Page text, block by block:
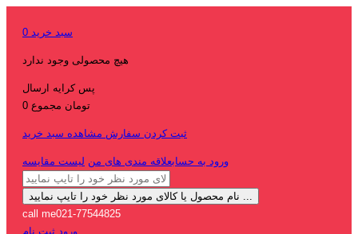
سبد خرید 0
هیچ محصولی وجود ندارد
پس کرایه ارسال
0 تومان مجموع
ثبت کردن سفارش مشاهده سبد خرید
ورود به حسابعلاقه مندی های من لیست مقایسه
نام محصول یا کالای مورد نظر خود را تایپ نمایید ...
call me021-77544825
ورود ثبت نام